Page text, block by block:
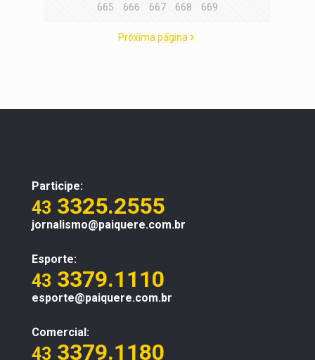
665 666 667 668 669
Próxima página
Participe:
43 3325.2555
jornalismo@paiquere.com.br
Esporte:
43 3379.1110
esporte@paiquere.com.br
Comercial:
43 3379.1180